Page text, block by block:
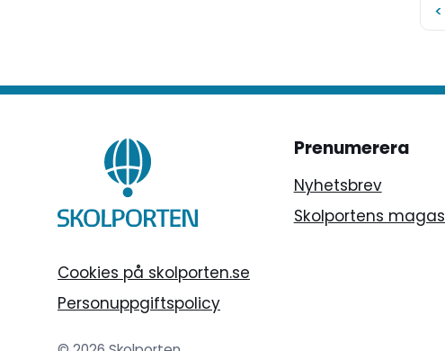
<
Cookies på skolporten.se
Personuppgiftspolicy
Prenumerera
Nyhetsbrev
Skolportens